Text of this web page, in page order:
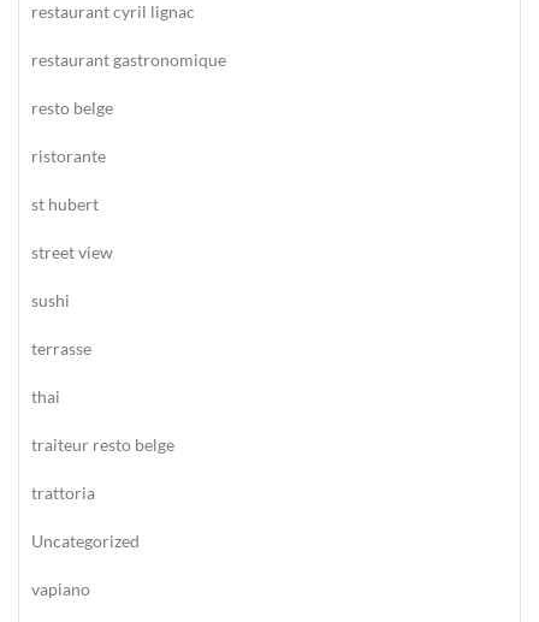
restaurant cyril lignac
restaurant gastronomique
resto belge
ristorante
st hubert
street view
sushi
terrasse
thai
traiteur resto belge
trattoria
Uncategorized
vapiano